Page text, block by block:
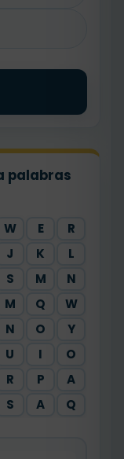
palabras
W E
R
J K
L
S M
N
M Q
W
N O
Y
U I
O
R P
A
S A Q